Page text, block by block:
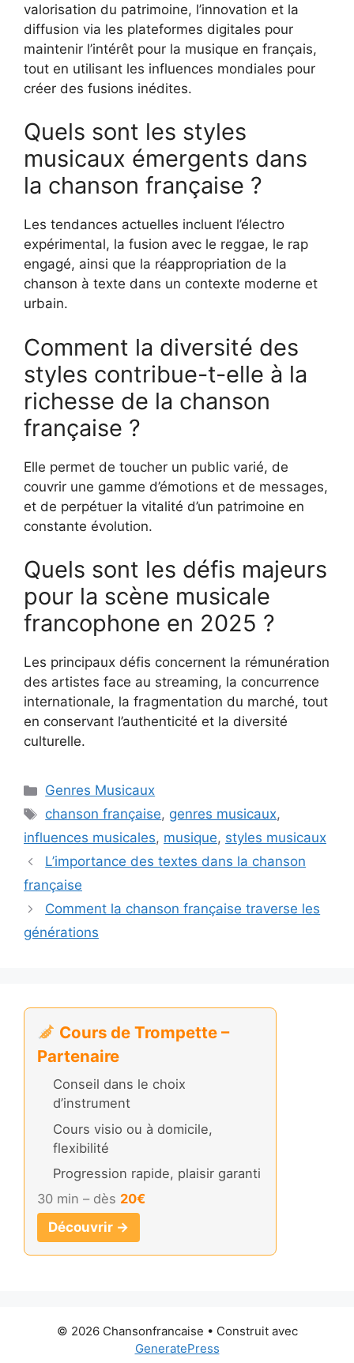
valorisation du patrimoine, l’innovation et la
diffusion via les plateformes digitales pour
maintenir l’intérêt pour la musique en français,
tout en utilisant les influences mondiales pour
créer des fusions inédites.
Quels sont les styles
musicaux émergents dans
la chanson française ?
Les tendances actuelles incluent l’électro
expérimental, la fusion avec le reggae, le rap
engagé, ainsi que la réappropriation de la
chanson à texte dans un contexte moderne et
urbain.
Comment la diversité des
styles contribue-t-elle à la
richesse de la chanson
française ?
Elle permet de toucher un public varié, de
couvrir une gamme d’émotions et de messages,
et de perpétuer la vitalité d’un patrimoine en
constante évolution.
Quels sont les défis majeurs
pour la scène musicale
francophone en 2025 ?
Les principaux défis concernent la rémunération
des artistes face au streaming, la concurrence
internationale, la fragmentation du marché, tout
en conservant l’authenticité et la diversité
culturelle.
Catégories
Genres Musicaux
Étiquettes
chanson française, genres musicaux,
influences musicales, musique, styles musicaux
L’importance des textes dans la chanson
française
Comment la chanson française traverse les
générations
Cours de Trompette –
Partenaire
Conseil dans le choix
d’instrument
Cours visio ou à domicile,
flexibilité
Progression rapide, plaisir garanti
30 min – dès 20€
Découvrir →
© 2026 Chansonfrancaise • Construit avec
GeneratePress